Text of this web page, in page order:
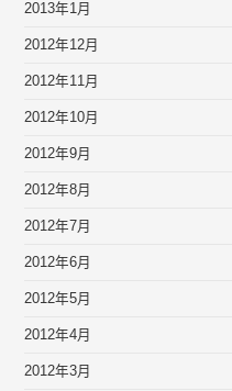
2013年1月
2012年12月
2012年11月
2012年10月
2012年9月
2012年8月
2012年7月
2012年6月
2012年5月
2012年4月
2012年3月